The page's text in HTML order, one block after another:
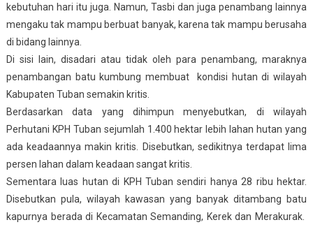
kebutuhan hari itu juga. Namun, Tasbi dan juga penambang lainnya
mengaku tak mampu berbuat banyak, karena tak mampu berusaha
di bidang lainnya.
Di sisi lain, disadari atau tidak oleh para penambang, maraknya
penambangan batu kumbung membuat kondisi hutan di wilayah
Kabupaten Tuban semakin kritis.
Berdasarkan data yang dihimpun menyebutkan, di wilayah
Perhutani KPH Tuban sejumlah 1.400 hektar lebih lahan hutan yang
ada keadaannya makin kritis. Disebutkan, sedikitnya terdapat lima
persen lahan dalam keadaan sangat kritis.
Sementara luas hutan di KPH Tuban sendiri hanya 28 ribu hektar.
Disebutkan pula, wilayah kawasan yang banyak ditambang batu
kapurnya berada di Kecamatan Semanding, Kerek dan Merakurak.